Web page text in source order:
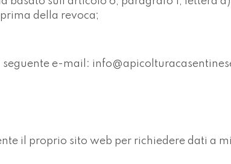
della revoca;
e-mail:
il proprio sito web per richiedere dati a